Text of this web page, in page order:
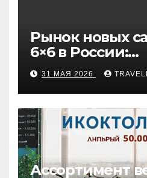
Рынок новых
6×6 в России:
31 МАЯ 2026
Ассортимент